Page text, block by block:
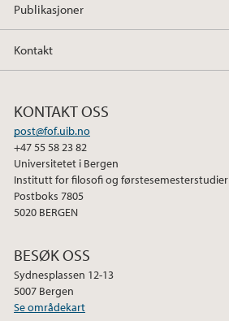
Publikasjoner
Kontakt
KONTAKT OSS
post@fof.uib.no
+47 55 58 23 82
Universitetet i Bergen
Institutt for filosofi og førstesemesterstudier
Postboks 7805
5020 BERGEN
BESØK OSS
Sydnesplassen 12-13
5007 Bergen
Se områdekart